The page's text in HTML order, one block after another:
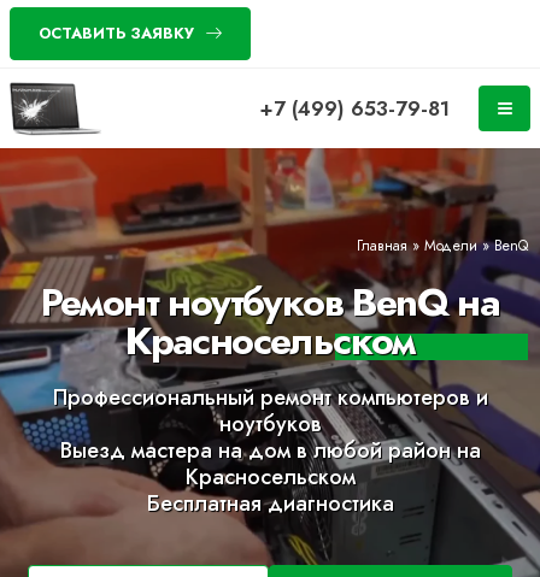
ОСТАВИТЬ ЗАЯВКУ
+7 (499) 653-79-81
Главная» Модели»BenQ
Ремонт ноутбуков BenQ на
Красносельском
Профессиональный ремонт компьютеров и
ноутбуков
Выезд мастера на дом в любой район на
Красносельском
Бесплатная диагностика